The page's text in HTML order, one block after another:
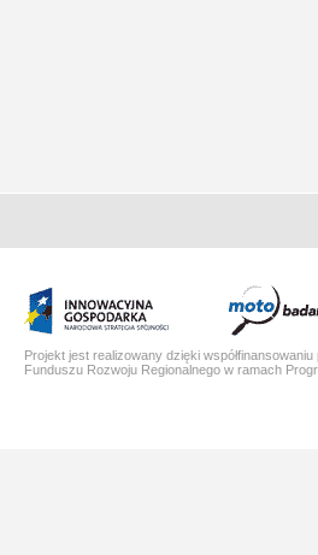
Projekt jest realizowany dzięki
Funduszu Rozwoju Regionalnego w ramach